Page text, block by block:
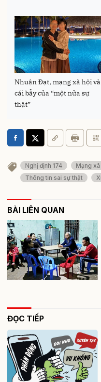
Nhuận Đạt, mạng xã hội và
cái bẫy của “một nửa sự
thật”
Nghị định 174 Mạng xã
Thông tin sai sự thật
BÀI LIÊN QUAN
ĐỌC TIẾP